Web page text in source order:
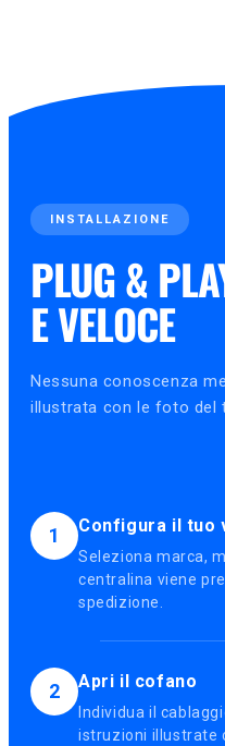
INSTALLAZIONE
PLUG &
E VELOCE
Nessuna conoscenza
illustrata con le foto del
1 Configura il tuo
Seleziona marca,
centralina viene
spedizione.
2 Apri il cofano
Individua il
istruzioni illustrate